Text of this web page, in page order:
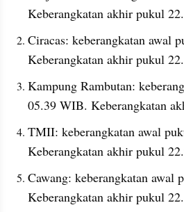
Keberangkatan akhir pukul
Ciracas: keberangkatan awal
Keberangkatan akhir pukul
Kampung Rambutan:
05.39 WIB. Keberangkatan
TMII: keberangkatan awal
Keberangkatan akhir pukul
Cawang: keberangkatan awal
Keberangkatan akhir pukul